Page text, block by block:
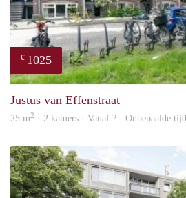
€ 1025
Justus van Effenstraat
25 m2 · 2 kamers · Vanaf ? - Onbepaalde tijd